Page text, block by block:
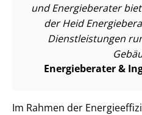
und Energieberater
der Heid
Dienst­leis­tun­gen
Energieberater &
Im Rahmen der